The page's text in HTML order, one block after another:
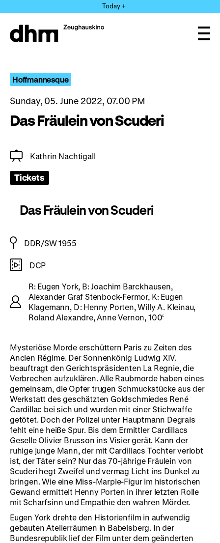
directly
the
Today +
Hoffmannesque
Sunday, 05. June 2022, 07.00 PM
Das Fräulein von Scuderi
Kathrin Nachtigall
Tickets
Das Fräulein von Scuderi
DDR/SW 1955
DCP
R: Eugen York, B: Joachim Barckhausen,
Alexander Graf Stenbock-Fermor, K: Eugen
Klagemann, D: Henny Porten, Willy A. Kleinau,
Roland Alexandre, Anne Vernon, 100‘
Mysteriöse Morde erschüttern Paris zu Zeiten des
Ancien Régime. Der Sonnenkönig Ludwig XIV.
beauftragt den Gerichtspräsidenten La Regnie, die
Verbrechen aufzuklären. Alle Raubmorde haben eines
gemeinsam, die Opfer trugen Schmuckstücke aus der
Werkstatt des geschätzten Goldschmiedes René
Cardillac bei sich und wurden mit einer Stichwaffe
getötet. Doch der Polizei unter Hauptmann Degrais
fehlt eine heiße Spur. Bis dem Ermittler Cardillacs
Geselle Olivier Brusson ins Visier gerät. Kann der
ruhige junge Mann, der mit Cardillacs Tochter verlobt
ist, der Täter sein? Nur das 70-jährige Fräulein von
Scuderi hegt Zweifel und vermag Licht ins Dunkel zu
bringen. Wie eine Miss-Marple-Figur im historischen
Gewand ermittelt Henny Porten in ihrer letzten Rolle
mit Scharfsinn und Empathie den wahren Mörder.
Eugen York drehte den Historienfilm in aufwendig
gebauten Atelierräumen in Babelsberg. In der
Bundesrepublik lief der Film unter dem geänderten